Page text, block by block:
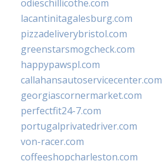
odieschillicothe.com
lacantinitagalesburg.com
pizzadeliverybristol.com
greenstarsmogcheck.com
happypawspl.com
callahansautoservicecenter.com
georgiascornermarket.com
perfectfit24-7.com
portugalprivatedriver.com
von-racer.com
coffeeshopcharleston.com